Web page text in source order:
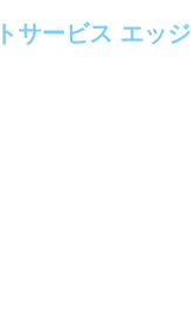
サービス エッジ